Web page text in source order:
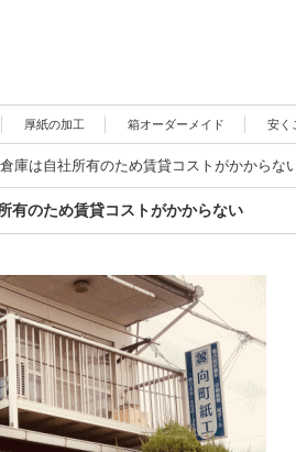
厚紙の加工 箱オーダーメイド 安く
庫は自社所有のため賃貸コストがかからな
有のため賃貸コストがかからない